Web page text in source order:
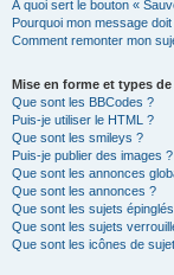
À quoi sert le bouton «
Pourquoi mon message
Comment remonter mon
Mise en forme et types
Que sont les BBCodes ?
Puis-je utiliser le HTML ?
Que sont les smileys ?
Puis-je publier des images ?
Que sont les annonces
Que sont les annonces ?
Que sont les sujets
Que sont les sujets
Que sont les icônes de